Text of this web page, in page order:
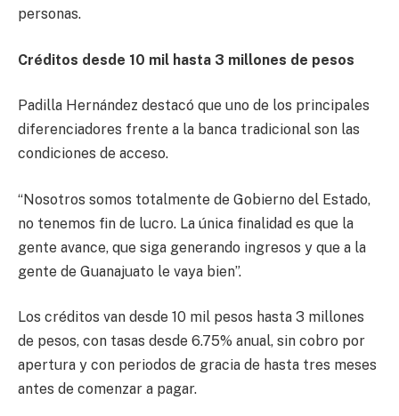
personas.
Créditos desde 10 mil hasta 3 millones de pesos
Padilla Hernández destacó que uno de los principales
diferenciadores frente a la banca tradicional son las
condiciones de acceso.
“Nosotros somos totalmente de Gobierno del Estado,
no tenemos fin de lucro. La única finalidad es que la
gente avance, que siga generando ingresos y que a la
gente de Guanajuato le vaya bien”.
Los créditos van desde 10 mil pesos hasta 3 millones
de pesos, con tasas desde 6.75% anual, sin cobro por
apertura y con periodos de gracia de hasta tres meses
antes de comenzar a pagar.